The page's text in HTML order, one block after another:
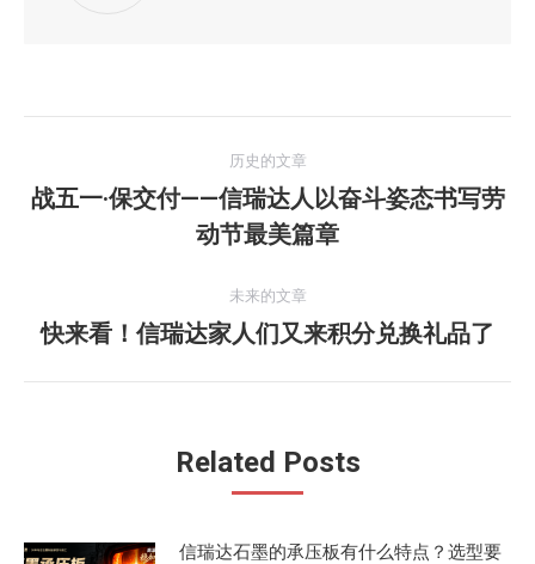
章
历史的文章
历
史
文
章：
战五一·保交付——信瑞达人以奋斗姿态书写劳
动节最美篇章
未来的文章
未
章：
快来看！信瑞达家人们又来积分兑换礼品了
Related Posts
信瑞达石墨的承压板有什么特点？选型要